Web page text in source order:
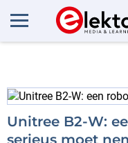
Meer over
Unitree B2-W:
serieus moet